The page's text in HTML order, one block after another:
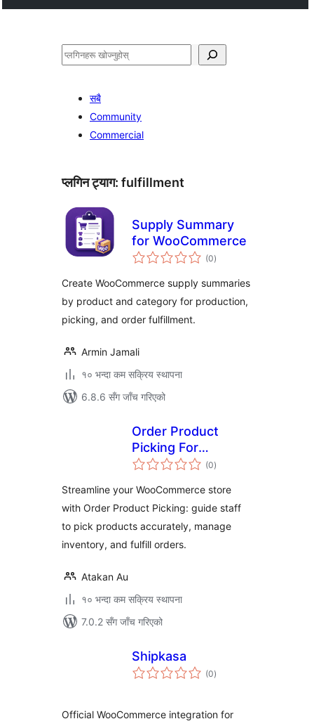
खोज्नुहोस्
सबै
Community
Commercial
प्लगिन ट्याग: fulfillment
Supply Summary
for WooCommerce
(0कुल
रेटिङ्गहरू
)
Create WooCommerce supply summaries
by product and category for production,
picking, and order fulfillment.
Armin Jamali
१० भन्दा कम सक्रिय स्थापना
6.8.6 सँग जाँच गरिएको
Order Product
Picking For
WooCommerce
(0कुल
रेटिङ्गहरू
)
Streamline your WooCommerce store
with Order Product Picking: guide staff
to pick products accurately, manage
inventory, and fulfill orders.
Atakan Au
१० भन्दा कम सक्रिय स्थापना
7.0.2 सँग जाँच गरिएको
Shipkasa
(0कुल
रेटिङ्गहरू
)
Official WooCommerce integration for